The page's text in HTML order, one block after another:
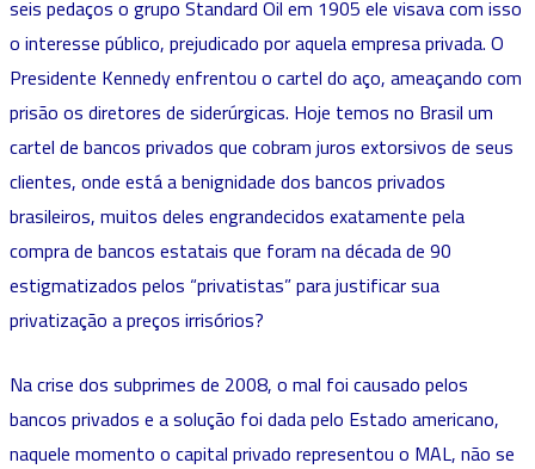
seis pedaços o grupo Standard Oil em 1905 ele visava com isso
o interesse público, prejudicado por aquela empresa privada. O
Presidente Kennedy enfrentou o cartel do aço, ameaçando com
prisão os diretores de siderúrgicas. Hoje temos no Brasil um
cartel de bancos privados que cobram juros extorsivos de seus
clientes, onde está a benignidade dos bancos privados
brasileiros, muitos deles engrandecidos exatamente pela
compra de bancos estatais que foram na década de 90
estigmatizados pelos “privatistas” para justificar sua
privatização a preços irrisórios?
Na crise dos subprimes de 2008, o mal foi causado pelos
bancos privados e a solução foi dada pelo Estado americano,
naquele momento o capital privado representou o MAL, não se